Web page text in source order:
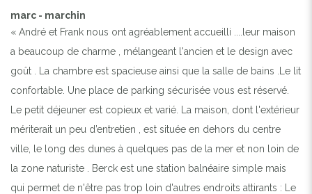
marc - marchin
« André et Frank nous ont agréablement accueilli ....leur maison
a beaucoup de charme , mélangeant l'ancien et le design avec
goût . La chambre est spacieuse ainsi que la salle de bains .Le lit
confortable. Une place de parking sécurisée vous est réservé.
Le petit déjeuner est copieux et varié. La maison, dont l'extérieur
mériterait un peu d’entretien , est située en dehors du centre
ville, le long des dunes à quelques pas de la mer et non loin de
la zone naturiste . Berck est une station balnéaire simple mais
qui permet de n'être pas trop loin d'autres endroits attirants : Le